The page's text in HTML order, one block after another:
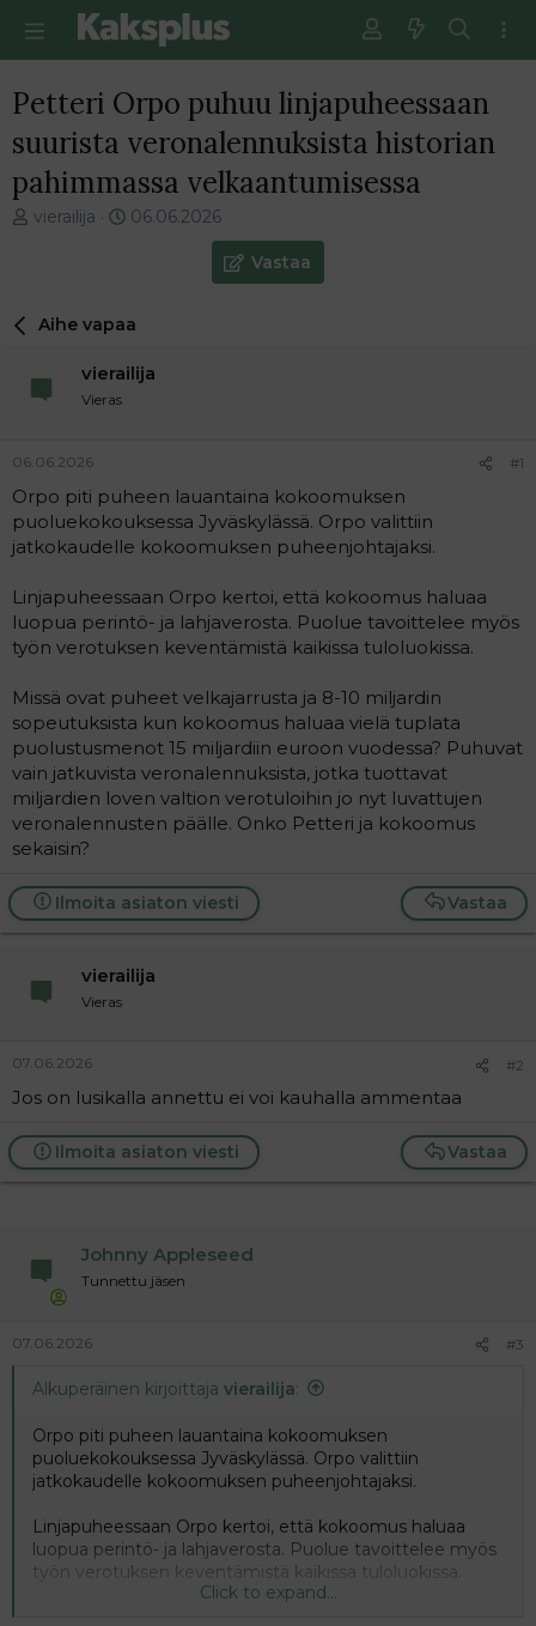
Petteri Orpo puhuu linjapuheessaan
suurista veronalennuksista historian
pahimmassa velkaantumisessa
V
e
t
n
a
o
i
t
a
j
vierailija
E
m
i
i
e
s
t
06.06.2026
Vastaa
Aihe vapaa
vierailija
Vieras
06.06.2026 #1
Orpo piti puheen lauantaina kokoomuksen
puoluekokouksessa Jyväskylässä. Orpo valittiin
jatkokaudelle kokoomuksen puheenjohtajaksi.
Linjapuheessaan Orpo kertoi, että kokoomus haluaa
luopua perintö- ja lahjaverosta. Puolue tavoittelee myös
työn verotuksen keventämistä kaikissa tuloluokissa.
Missä ovat puheet velkajarrusta ja 8-10 miljardin
sopeutuksista kun kokoomus haluaa vielä tuplata
puolustusmenot 15 miljardiin euroon vuodessa? Puhuvat
vain jatkuvista veronalennuksista, jotka tuottavat
miljardien loven valtion verotuloihin jo nyt luvattujen
veronalennusten päälle. Onko Petteri ja kokoomus
sekaisin?
Vastaa
Ilmoita asiaton viesti
vierailija
Vieras
07.06.2026 #2
Jos on lusikalla annettu ei voi kauhalla ammentaa
Vastaa
Ilmoita asiaton viesti
Johnny Appleseed
Tunnettu jäsen
07.06.2026 #3
Alkuperäinen kirjoittaja vierailija:
Orpo piti puheen lauantaina kokoomuksen
puoluekokouksessa Jyväskylässä. Orpo valittiin
jatkokaudelle kokoomuksen puheenjohtajaksi.
Linjapuheessaan Orpo kertoi, että kokoomus haluaa
luopua perintö- ja lahjaverosta. Puolue tavoittelee myös
työn verotuksen keventämistä kaikissa tuloluokissa.
Click to expand...